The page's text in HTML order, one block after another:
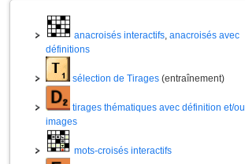
anacroisés interactifs, anacroisés avec
définitions
sélection de Tirages (entraînement)
tirages thématiques avec définition et/ou
images
mots-croisés interactifs